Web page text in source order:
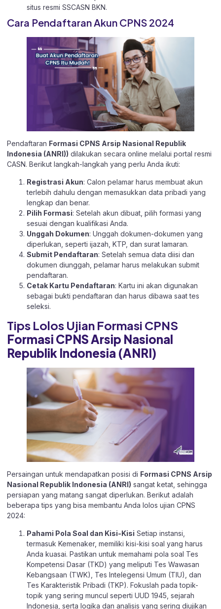
situs resmi SSCASN BKN.
Cara Pendaftaran Akun CPNS 2024
Pendaftaran Formasi CPNS Arsip Nasional Republik
Indonesia (ANRI)) dilakukan secara online melalui portal resmi
CASN. Berikut langkah-langkah yang perlu Anda ikuti:
Registrasi Akun: Calon pelamar harus membuat akun
terlebih dahulu dengan memasukkan data pribadi yang
lengkap dan benar.
Pilih Formasi: Setelah akun dibuat, pilih formasi yang
sesuai dengan kualifikasi Anda.
Unggah Dokumen: Unggah dokumen-dokumen yang
diperlukan, seperti ijazah, KTP, dan surat lamaran.
Submit Pendaftaran: Setelah semua data diisi dan
dokumen diunggah, pelamar harus melakukan submit
pendaftaran.
Cetak Kartu Pendaftaran: Kartu ini akan digunakan
sebagai bukti pendaftaran dan harus dibawa saat tes
seleksi.
Tips Lolos Ujian Formasi CPNS
Formasi CPNS Arsip Nasional
Republik Indonesia (ANRI)
Persaingan untuk mendapatkan posisi di Formasi CPNS Arsip
Nasional Republik Indonesia (ANRI) sangat ketat, sehingga
persiapan yang matang sangat diperlukan. Berikut adalah
beberapa tips yang bisa membantu Anda lolos ujian CPNS
2024:
Pahami Pola Soal dan Kisi-Kisi Setiap instansi,
termasuk Kemenaker, memiliki kisi-kisi soal yang harus
Anda kuasai. Pastikan untuk memahami pola soal Tes
Kompetensi Dasar (TKD) yang meliputi Tes Wawasan
Kebangsaan (TWK), Tes Intelegensi Umum (TIU), dan
Tes Karakteristik Pribadi (TKP). Fokuslah pada topik-
topik yang sering muncul seperti UUD 1945, sejarah
Indonesia, serta logika dan analisis yang sering diujikan